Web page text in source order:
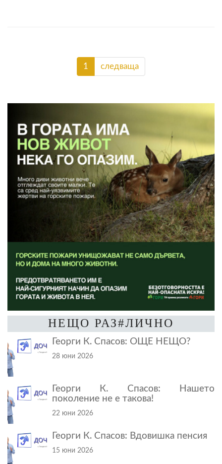
1 следваща
НЕЩО РАЗ#ЛИЧНО
Георги К. Спасов: ОЩЕ НЕЩО?
28 юни 2026
Георги К. Спасов: Нашето
поколение не е такова!
22 юни 2026
Георги К. Спасов: Вдовишка пенсия
15 юни 2026